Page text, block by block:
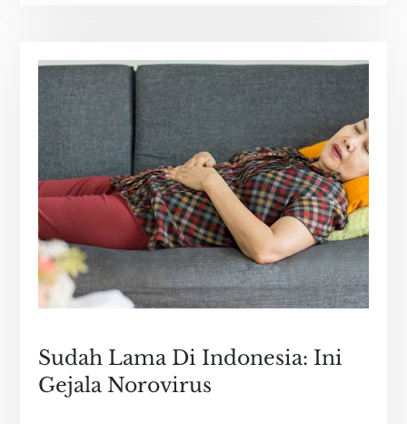
Sudah Lama Di Indonesia: Ini
Gejala Norovirus